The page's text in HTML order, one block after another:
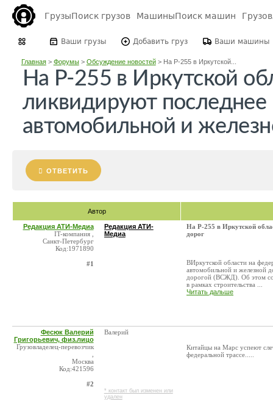
ГрузыПоиск грузов МашиныПоиск машин
Ваши грузы Добавить груз Ваши машины
Главная> Форумы> Обсуждение новостей> На Р-255 в Иркутской...
На Р-255 в Иркутской
ликвидируют последнее
автомобильной и
ОТВЕТИТЬ
Автор
Редакция АТИ-Медиа
IT-компания ,
Санкт-Петербург
Код:1971890
#1
Редакция АТИ-
Медиа
На Р-255 в Иркутской
дорог
ВИркутской области на
автомобильной и железной
дорогой (ВСЖД). Об этом
в рамках строительства ...
Читать дальше
Фесюк Валерий
Григорьевич, физ.лицо
Грузовладелец-перевозчик
Москва
Код:421596
#2
Валерий
* контакт был изменен или
удален
Китайцы на Марс успеют
федеральной трассе.....